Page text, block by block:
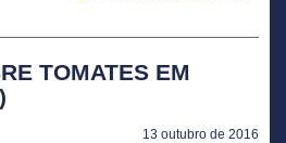
TOMATES EM
13 outubro de 2016